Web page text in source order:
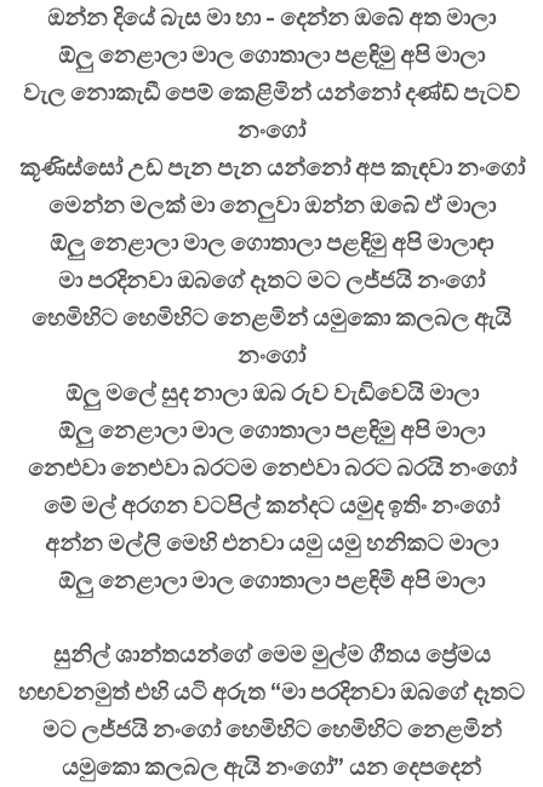
ඔන්න දියේ බැස මා හා - දෙන්න ඔබේ අත මාලා
ඕලු‍ නෙළාලා මාල ගොතාලා පළඳිමු අපි මාලා
වැල නොකැඩී පෙම් කෙළිමින් යන්නෝ දණ්ඩ් පැටව්
නංගෝ
කූණිස්සෝ උඩ පැන පැන යන්නෝ අප කැඳවා නංගෝ
මෙන්න මලක් මා නෙලු‍වා ඔන්න ඔබේ ඒ මාලා
ඕලු‍ නෙළාලා මාල ගොතාලා පළඳිමු අපි මාලාඳා
මා පරදිනවා ඔබගේ දෑතට මට ලජ්ජයි නංගෝ
හෙමිහිට හෙමිහිට නෙළමින් යමුකො කලබල ඇයි
නංගෝ
ඕලු‍ මලේ සුද නාලා ඔබ රුව වැඩිවෙයි මාලා
ඕලු‍ නෙළාලා මාල ගොතාලා පළඳිමු අපි මාලා
නෙළුවා නෙළුවා බරටම නෙළුවා බරට බරයි නංගෝ
මේ මල් අරගන වටපිල් කන්දට යමුද ඉතිං නංගෝ
අන්න මල්ලි මෙහි එනවා යමු යමු හනිකට මාලා
ඕලු‍ නෙළාලා මාල ගොතාලා පළඳිමි අපි මාලා
සුනිල් ශාන්තයන්ගේ මෙම මුල්ම ගීතය ප්‍රේමය
හඟවනමුත් එහි යටි අරුත “මා පරදිනවා ඔබගේ දෑතට
මට ලජ්ජයි නංගෝ හෙමිහිට හෙමිහිට නෙළමින්
යමුකො කලබල ඇයි නංගෝ” යන දෙපදෙන්